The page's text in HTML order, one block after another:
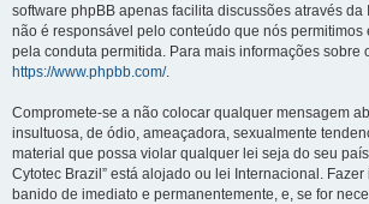
software phpBB apenas facilita discussões através da
não é responsável pelo conteúdo que nós permitimos
pela conduta permitida. Para mais informações sobre
https://www.phpbb.com/.
Compromete-se a não colocar qualquer mensagem
insultuosa, de ódio, ameaçadora, sexualmente
material que possa violar qualquer lei seja do seu
Cytotec Brazil” está alojado ou lei Internacional.
banido de imediato e permanentemente, e, se for